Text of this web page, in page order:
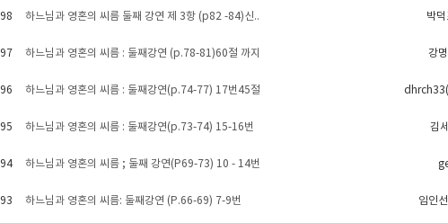
하느님과 영혼의 씨름 둘째 강연 제 3항 (p82 -84)신.. 박
하느님과 영혼의 씨름 : 둘째강연 (p.78-81)60절 까지 강
하느님과 영혼의 씨름 : 둘째강연(p.74-77) 17번45절 dhrch33(
하느님과 영혼의 씨름 : 둘째강연(p.73-74) 15-16번 김
하느님과 영혼의 씨름 ; 둘째 강연(P69-73) 10 - 14번
하느님과 영혼의 씨름: 둘째강연 (P.66-69) 7-9번 임인